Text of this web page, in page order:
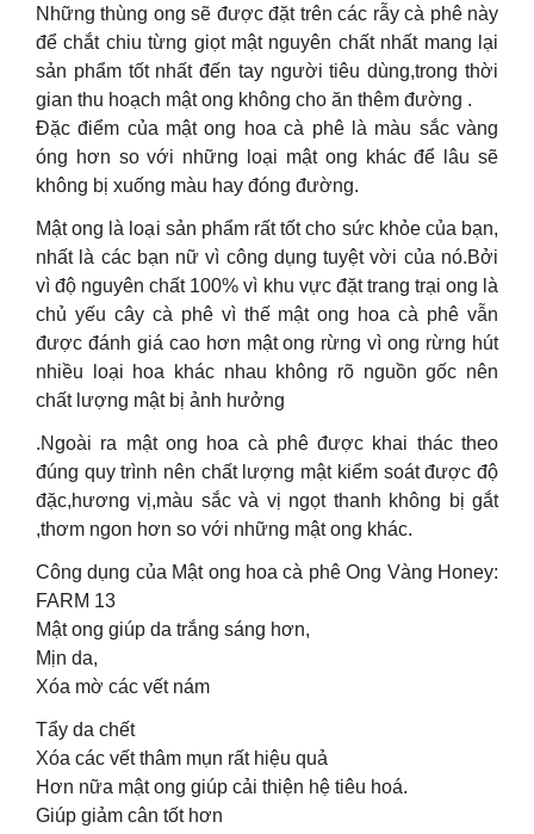
Những thùng ong sẽ được đặt trên các rẫy cà phê này
để chắt chiu từng giọt mật nguyên chất nhất mang lại
sản phẩm tốt nhất đến tay người tiêu dùng,trong thời
gian thu hoạch mật ong không cho ăn thêm đường .
Đặc điểm của mật ong hoa cà phê là màu sắc vàng
óng hơn so với những loại mật ong khác để lâu sẽ
không bị xuống màu hay đóng đường.
Mật ong là loại sản phẩm rất tốt cho sức khỏe của bạn,
nhất là các bạn nữ vì công dụng tuyệt vời của nó.Bởi
vì độ nguyên chất 100% vì khu vực đặt trang trại ong là
chủ yếu cây cà phê vì thế mật ong hoa cà phê vẫn
được đánh giá cao hơn mật ong rừng vì ong rừng hút
nhiều loại hoa khác nhau không rõ nguồn gốc nên
chất lượng mật bị ảnh hưởng
.Ngoài ra mật ong hoa cà phê được khai thác theo
đúng quy trình nên chất lượng mật kiểm soát được độ
đặc,hương vị,màu sắc và vị ngọt thanh không bị gắt
,thơm ngon hơn so với những mật ong khác.
Công dụng của Mật ong hoa cà phê Ong Vàng Honey:
FARM 13
Mật ong giúp da trắng sáng hơn,
Mịn da,
Xóa mờ các vết nám
Tẩy da chết
Xóa các vết thâm mụn rất hiệu quả
Hơn nữa mật ong giúp cải thiện hệ tiêu hoá.
Giúp giảm cân tốt hơn